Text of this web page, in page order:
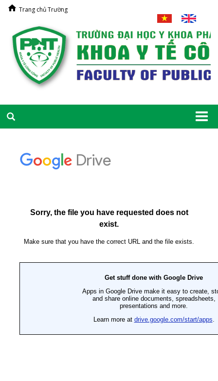
Trang chủ Trường